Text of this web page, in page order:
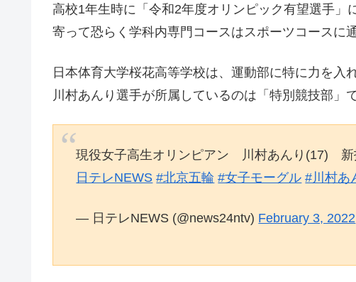
高校1年生時に「令和2年度オリンピック有望選手」
寄って恐らく学科内専門コースはスポーツコースに
日本体育大学桜花高等学校は、運動部に特に力を入
川村あんり選手が所属しているのは「特別競技部」で
現役女子高生オリンピアン 川村あんり(17) 新
日テレNEWS #北京五輪 #女子モーグル #川村あ
— 日テレNEWS (@news24ntv) February 3, 2022